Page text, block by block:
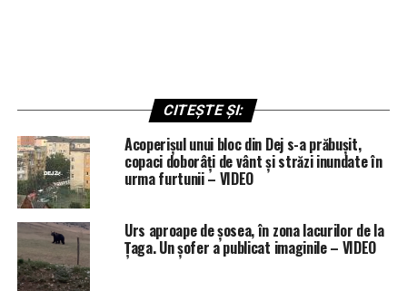
CITEȘTE ȘI:
Acoperișul unui bloc din Dej s-a prăbușit,
copaci doborâți de vânt și străzi inundate în
urma furtunii – VIDEO
Urs aproape de șosea, în zona lacurilor de la
Țaga. Un șofer a publicat imaginile – VIDEO